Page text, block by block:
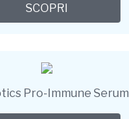
SCOPRI
Pro-Immune Serum